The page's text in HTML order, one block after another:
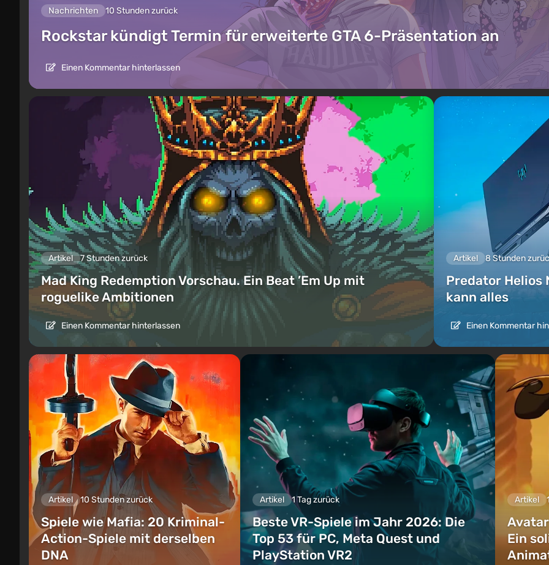
Nachrichten 10 Stunden zurück
Rockstar kündigt Termin für erweiterte GTA 6-Präsentation an
Einen Kommentar hinterlassen
Artikel 7 Stunden zurück
Mad King Redemption Vorschau. Ein Beat ’Em Up mit
roguelike Ambitionen
Einen Kommentar hinterlassen
Artikel 8 Stunden
Predator Helios
kann alles
Einen Kommentar
Artikel 10 Stunden zurück
Spiele wie Mafia: 20 Kriminal-
Action-Spiele mit derselben
DNA
Artikel 1 Tag zurück
Beste VR-Spiele im Jahr 2026: Die
Top 53 für PC, Meta Quest und
PlayStation VR2
Artikel
Ein